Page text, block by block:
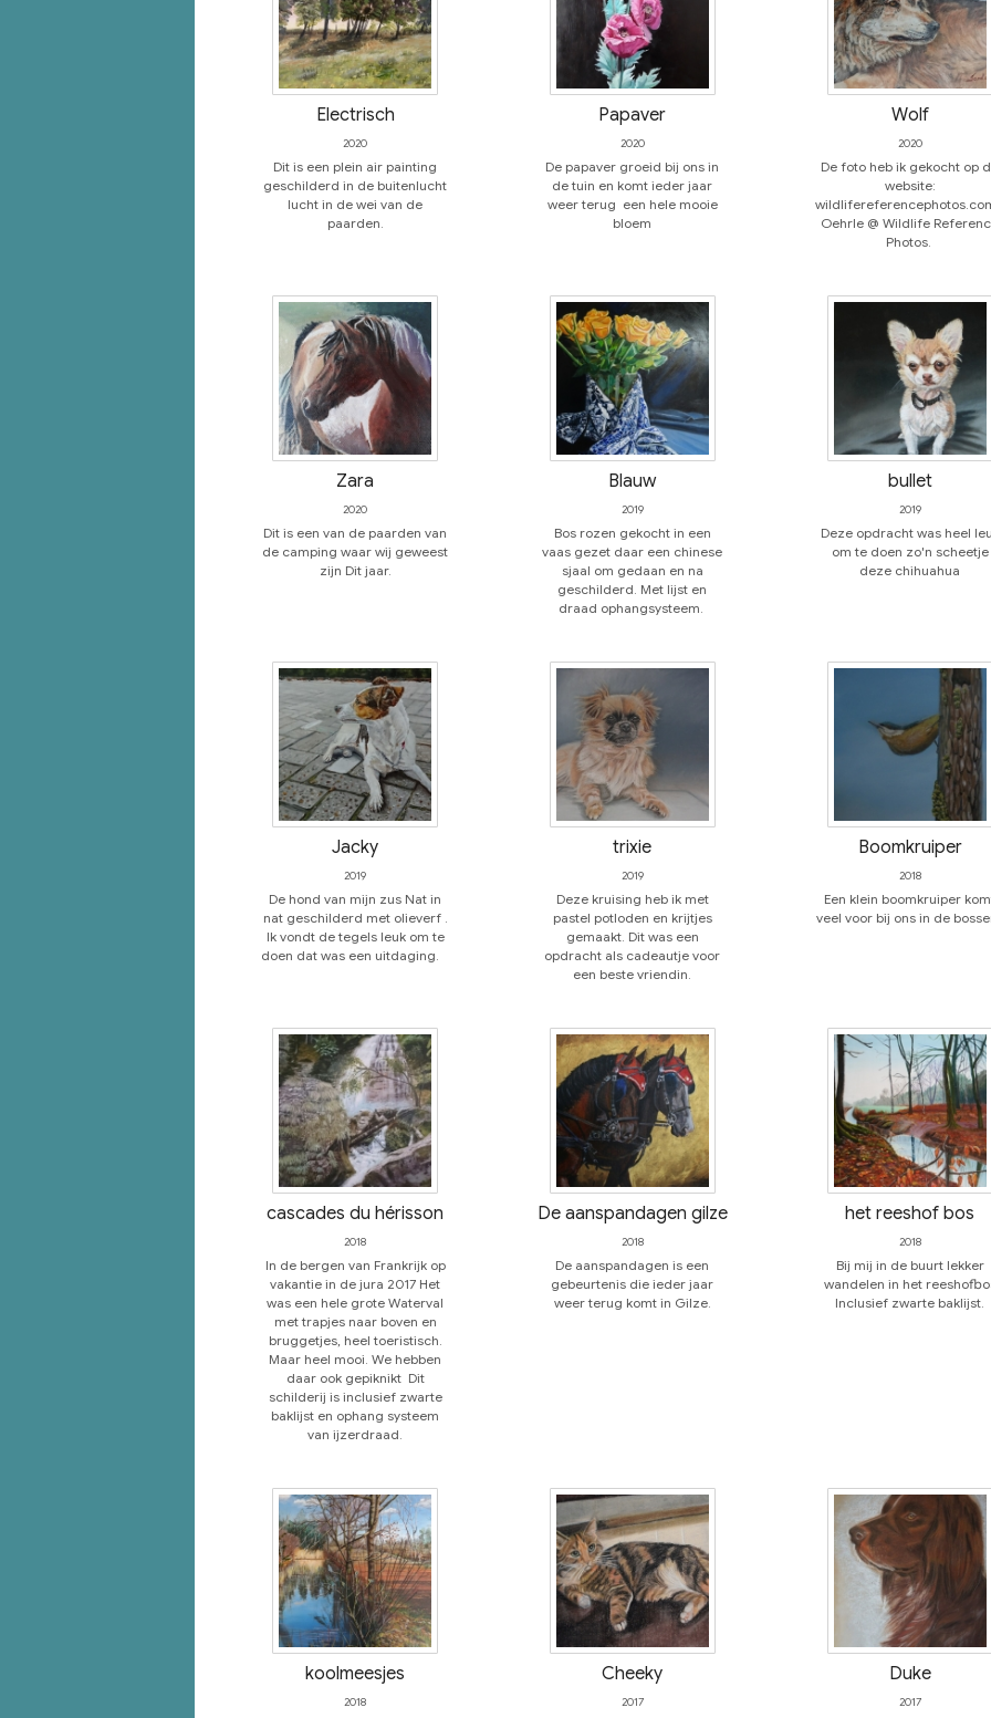
Electrisch
2020
Dit is een plein air painting
geschilderd in de buitenlucht
lucht in de wei van de
paarden.
Papaver
2020
De papaver groeid bij ons in
de tuin en komt ieder jaar
weer terug een hele mooie
bloem
Wolf
2020
De foto heb ik gekocht op
website:
Oehrle @ Wildlife
Photos.
Zara
2020
Dit is een van de paarden van
de camping waar wij geweest
zijn Dit jaar.
Blauw
2019
Bos rozen gekocht in een
vaas gezet daar een chinese
sjaal om gedaan en na
geschilderd. Met lijst en
draad ophangsysteem.
bullet
2019
Deze opdracht was heel
om te doen zo'n scheetje
deze chihuahua
Jacky
2019
De hond van mijn zus Nat in
nat geschilderd met olieverf .
Ik vondt de tegels leuk om te
doen dat was een uitdaging.
trixie
2019
Deze kruising heb ik met
pastel potloden en krijtjes
gemaakt. Dit was een
opdracht als cadeautje voor
een beste vriendin.
Boomkruiper
2018
Een klein boomkruiper
veel voor bij ons in de
cascades du hérisson
2018
In de bergen van Frankrijk op
vakantie in de jura 2017 Het
was een hele grote Waterval
met trapjes naar boven en
bruggetjes, heel toeristisch.
Maar heel mooi. We hebben
daar ook gepiknikt Dit
schilderij is inclusief zwarte
baklijst en ophang systeem
van ijzerdraad.
De aanspandagen gilze
2018
De aanspandagen is een
gebeurtenis die ieder jaar
weer terug komt in Gilze.
het reeshof bos
2018
Bij mij in de buurt lekker
wandelen in het
Inclusief zwarte baklijst.
koolmeesjes
2018
Cheeky
2017
Duke
2017